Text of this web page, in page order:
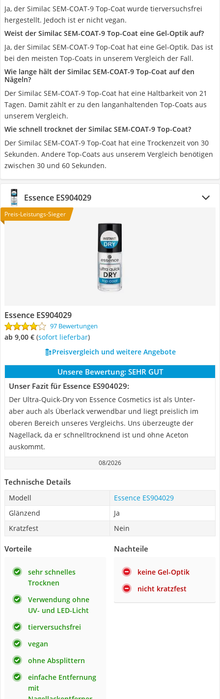
Ja, der Similac SEM-COAT-9 Top-Coat wurde tierversuchsfrei
hergestellt. Jedoch ist er nicht vegan.
Weist der Similac SEM-COAT-9 Top-Coat eine Gel-Optik auf?
Ja, der Similac SEM-COAT-9 Top-Coat hat eine Gel-Optik. Das ist
bei den meisten Top-Coats in unserem Vergleich der Fall.
Wie lange hält der Similac SEM-COAT-9 Top-Coat auf den
Nägeln?
Der Similac SEM-COAT-9 Top-Coat hat eine Haltbarkeit von 21
Tagen. Damit zählt er zu den langanhaltenden Top-Coats aus
unserem Vergleich.
Wie schnell trocknet der Similac SEM-COAT-9 Top-Coat?
Der Similac SEM-COAT-9 Top-Coat hat eine Trockenzeit von 30
Sekunden. Andere Top-Coats aus unserem Vergleich benötigen
zwischen 30 und 60 Sekunden.
Essence ES904029
Preis-Leistungs-Sieger
Essence ES904029
97 Bewertungen
ab 9,00 € ( Sofort lieferbar)
Preisvergleich und weitere Angebote
Unsere Bewertung: SEHR GUT
Unser Fazit für Essence ES904029:
Der Ultra-Quick-Dry von Essence Cosmetics ist als Unter-
aber auch als Überlack verwendbar und liegt preislich im
oberen Bereich unseres Vergleichs. Uns überzeugte der
Nagellack, da er schnelltrocknend ist und ohne Aceton
auskommt.
08/2026
Technische Details
Modell
Essence ES904029
Glänzend
Ja
Kratzfest
Nein
Vorteile
sehr schnelles
Trocknen
Verwendung ohne
UV- und LED-Licht
tierversuchsfrei
vegan
ohne Absplittern
einfache Entfernung
mit
Nachteile
keine Gel-Optik
nicht kratzfest